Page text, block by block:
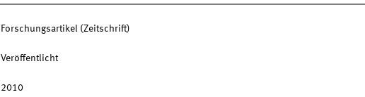
Forschungsartikel (Zeitschrift)
Veröffentlicht
2010